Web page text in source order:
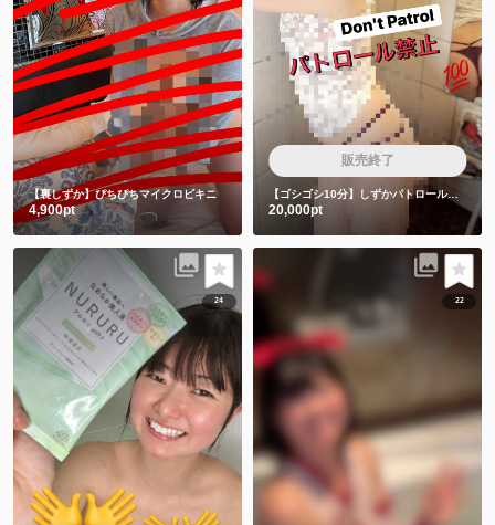
【裏しずか】ぴちぴちマイクロビキニ
4,900pt
販売終了
【ゴシゴシ10分】しずかパトロール隊は絶対みちゃダメです🙅
20,000pt
24 22